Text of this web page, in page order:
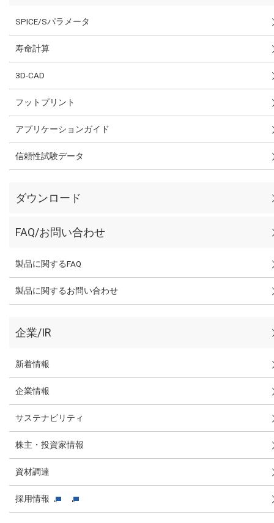
SPICE/Sパラメータ
寿命計算
3D-CAD
フットプリント
アプリケーションガイド
信頼性試験データ
ダウンロード
FAQ/お問い合わせ
製品に関するFAQ
製品に関するお問い合わせ
企業/IR
新着情報
企業情報
サステナビリティ
株主・投資家情報
資材調達
採用情報